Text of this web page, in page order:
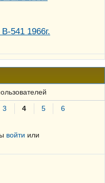
3 4 5
6
войти или